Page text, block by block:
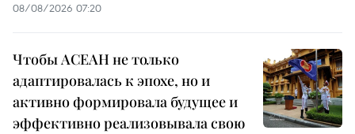
08/08/2026 07:20
Чтобы АСЕАН не только
адаптировалась к эпохе, но и
активно формировала будущее и
эффективно реализовывала свою